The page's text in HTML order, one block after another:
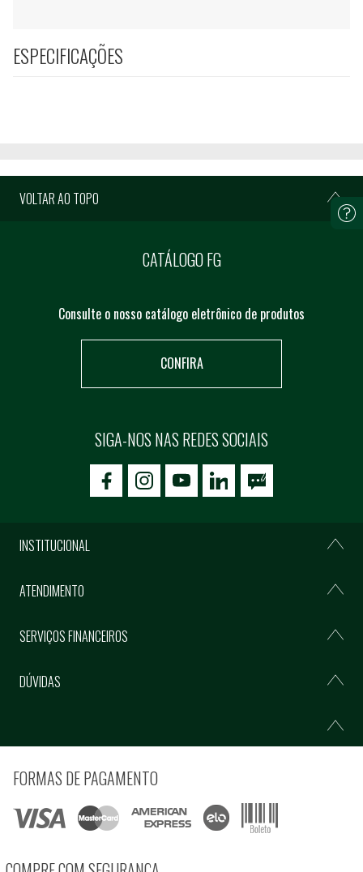
ESPECIFICAÇÕES
VOLTAR AO TOPO
CATÁLOGO FG
Consulte o nosso catálogo eletrônico de produtos
CONFIRA
SIGA-NOS NAS REDES SOCIAIS
icon-facebookicon-social02icon-social03
INSTITUCIONAL
ATENDIMENTO
SERVIÇOS FINANCEIROS
DÚVIDAS
FORMAS DE PAGAMENTO